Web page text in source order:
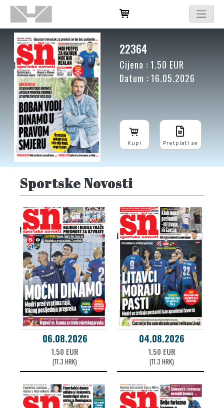
22364
Cijena : 1.50 EUR
Datum : 16.05.2026
Kupi Pretplati se
Sportske Novosti
06.08.2026
1.50 EUR
(11.3 HRK)
04.08.2026
1.50 EUR
(11.3 HRK)